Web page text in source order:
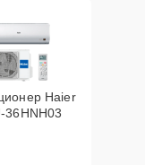
Haier
36HNH03